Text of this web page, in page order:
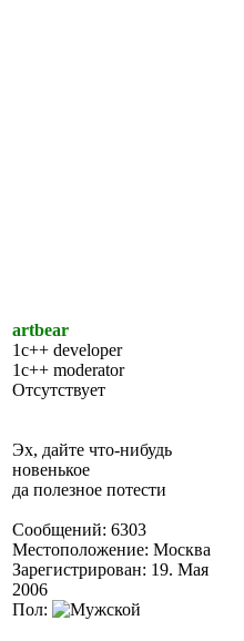
artbear
1c++ developer
1c++ moderator
Отсутствует
Эх, дайте что-нибудь
новенькое
да полезное потести
Сообщений: 6303
Местоположение: Москва
Зарегистрирован: 19. Мая
2006
Пол: